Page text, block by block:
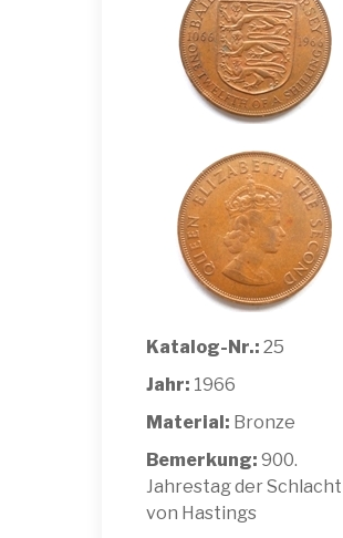
Katalog-Nr.: 25
Jahr: 1966
Material: Bronze
Bemerkung: 900.
Jahrestag der Schlacht
von Hastings